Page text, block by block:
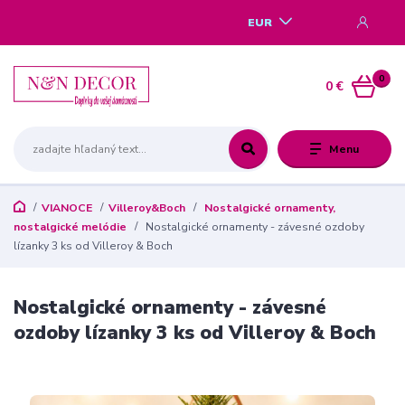
Menu
EUR
0
0 €
VIANOCE Villeroy&Boch
Nostalgické ornamenty,
nostalgické melódie
Nostalgické ornamenty - závesné ozdoby
lízanky 3 ks od Villeroy & Boch
Nostalgické ornamenty - závesné
ozdoby lízanky 3 ks od Villeroy & Boch